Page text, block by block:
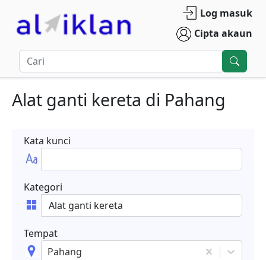
Log masuk
Cipta akaun
Alat ganti kereta di Pahang
Kata kunci
Kategori
Tempat
Pahang